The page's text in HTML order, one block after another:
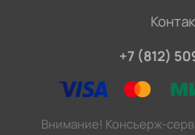
+7 (812)
Внимание! Консьерж-